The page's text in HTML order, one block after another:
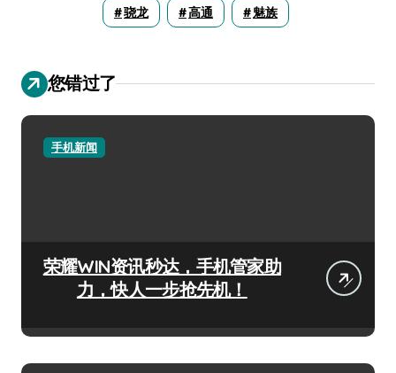
骁龙 高通 魅族
您错过了
手机新闻
荣耀WIN资讯秒达，手机管家助
力，快人一步抢先机！